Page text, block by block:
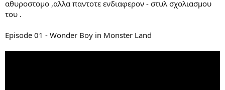
ν
ς
αθυροστομο ,αλλα παντοτε ενδιαφερον - στυλ σχολιασμου
του .
Episode 01 - Wonder Boy in Monster Land